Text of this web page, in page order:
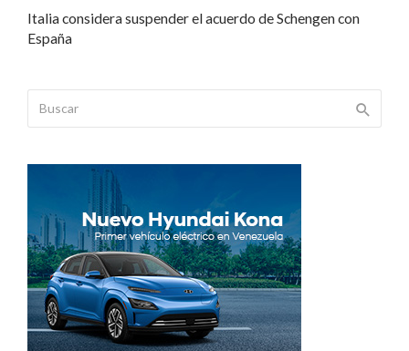
Italia considera suspender el acuerdo de Schengen con
España